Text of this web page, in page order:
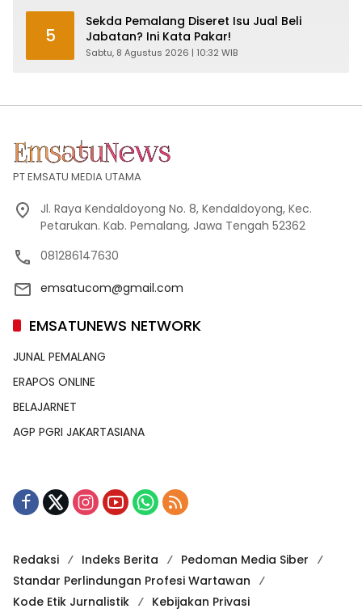
5
Sekda Pemalang Diseret Isu Jual Beli
Jabatan? Ini Kata Pakar!
Sabtu, 8 Agustus 2026 | 10:32 WIB
PT EMSATU MEDIA UTAMA
Jl. Raya Kendaldoyong No. 8, Kendaldoyong, Kec.
Petarukan. Kab. Pemalang, Jawa Tengah 52362
081286147630
emsatucom@gmail.com
EMSATUNEWS NETWORK
JUNAL PEMALANG
ERAPOS ONLINE
BELAJARNET
AGP PGRI JAKARTASIANA
Redaksi Indeks Berita
Pedoman Media Siber
Standar Perlindungan Profesi Wartawan
Kode Etik Jurnalistik
Kebijakan Privasi